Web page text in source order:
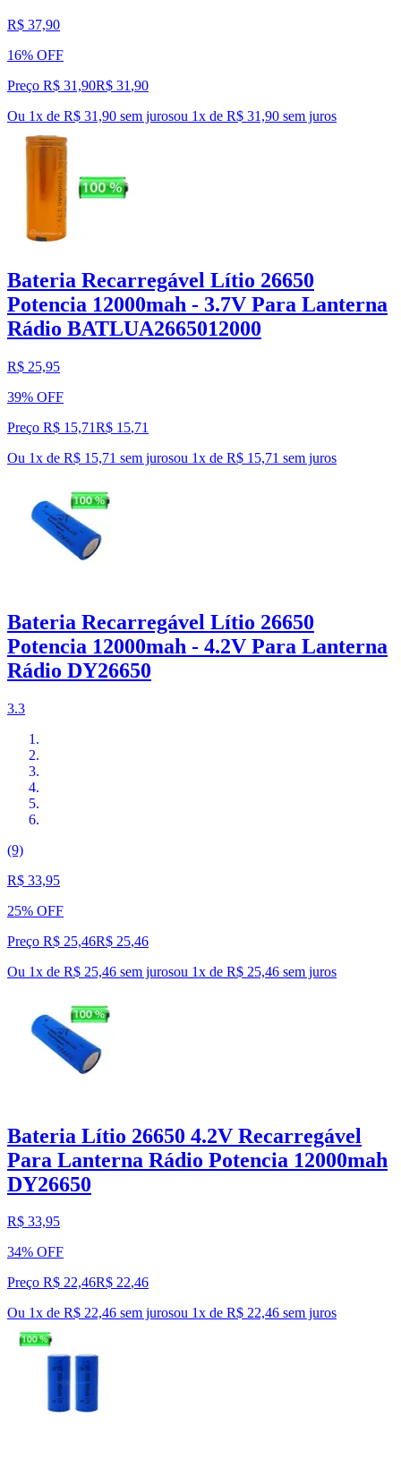
R$ 37,90
16% OFF
Preço R$ 31,90R$ 31 ,90
Ou 1x de R$ 31,90 sem jurosou 1x de R$ 31,90 sem juros
Bateria Recarregável Lítio 26650
Potencia 12000mah - 3.7V Para Lanterna
Rádio BATLUA2665012000
R$ 25,95
39% OFF
Preço R$ 15,71R$ 15,71
Ou 1x de R$ 15,71 sem jurosou 1x de R$ 15,71 sem juros
Bateria Recarregável Lítio 26650
Potencia 12000mah - 4.2V Para Lanterna
Rádio DY26650
3.3
(9)
R$ 33,95
25% OFF
Preço R$ 25,46R$ 25,46
Ou 1x de R$ 25,46 sem jurosou 1x de R$ 25,46 sem juros
Bateria Lítio 26650 4.2V Recarregável
Para Lanterna Rádio Potencia 12000mah
DY26650
R$ 33,95
34% OFF
Preço R$ 22,46R$ 22,46
Ou 1x de R$ 22,46 sem jurosou 1x de R$ 22,46 sem juros